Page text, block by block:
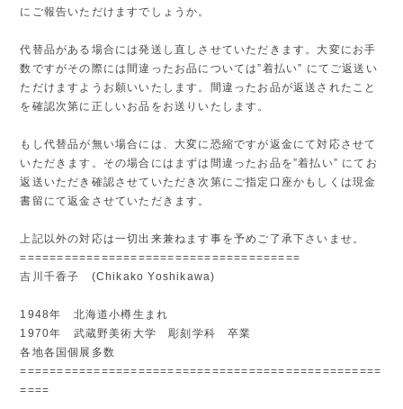
にご報告いただけますでしょうか。
代替品がある場合には発送し直しさせていただきます。大変にお手
数ですがその際には間違ったお品については”着払い” にてご返送い
ただけますようお願いいたします。間違ったお品が返送されたこと
を確認次第に正しいお品をお送りいたします。
もし代替品が無い場合には、大変に恐縮ですが返金にて対応させて
いただきます。その場合にはまずは間違ったお品を”着払い” にてお
返送いただき確認させていただき次第にご指定口座かもしくは現金
書留にて返金させていただきます。
上記以外の対応は一切出来兼ねます事を予めご了承下さいませ。
======================================
吉川千香子 (Chikako Yoshikawa)
1948年 北海道小樽生まれ
1970年 武蔵野美術大学 彫刻学科 卒業
各地各国個展多数
=================================================
====